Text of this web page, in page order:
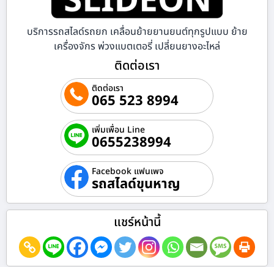
บริการรถสไลด์รถยก เคลื่อนย้ายยานยนต์ทุกรูปแบบ ย้าย
เครื่องจักร พ่วงแบตเตอรี่ เปลี่ยนยางอะไหล่
ติดต่อเรา
ติดต่อเรา
065 523 8994
เพิ่มเพื่อน Line
0655238994
Facebook แฟนเพจ
รถสไลด์ขุนหาญ
แชร์หน้านี้